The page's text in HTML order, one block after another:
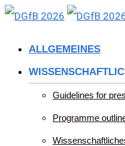
Skip
ALLGEMEINES
Guidelines for
Programme